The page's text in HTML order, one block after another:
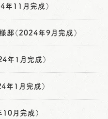
年11月完成）
（2024年9月完成）
年1月完成）
年1月完成）
月完成）